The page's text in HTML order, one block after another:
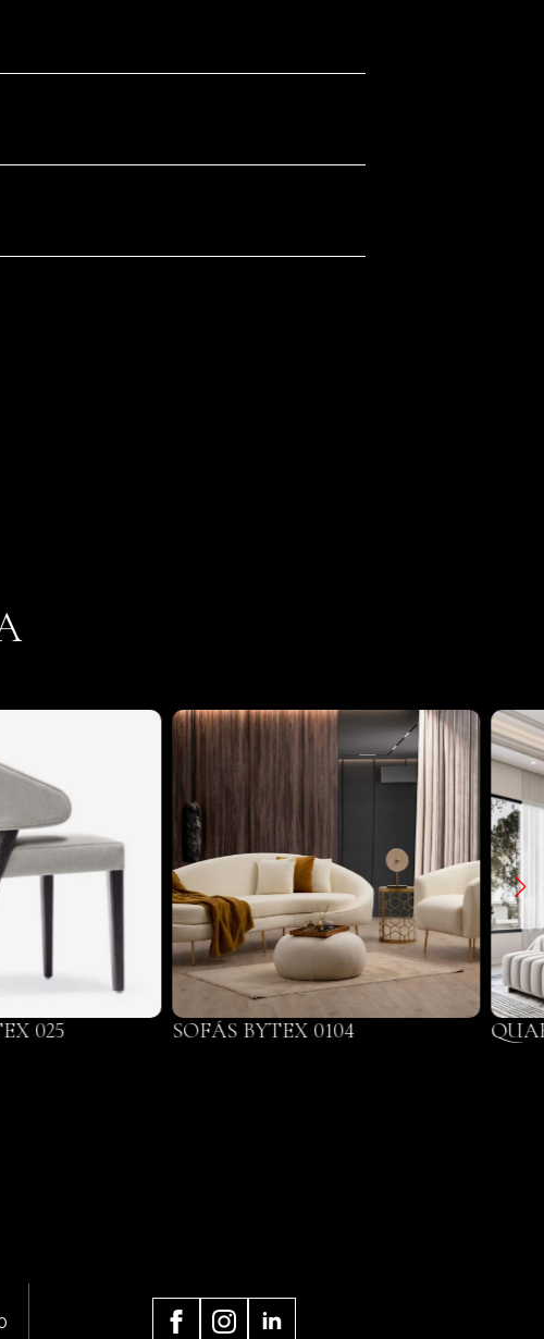
025 SOFÁS BYTEX 0104